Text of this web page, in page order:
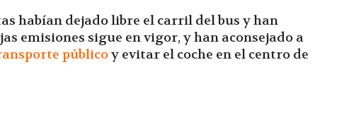
habían dejado libre el carril del bus y han
emisiones sigue en vigor, y han aconsejado a
públicoy evitar el coche en el centro de